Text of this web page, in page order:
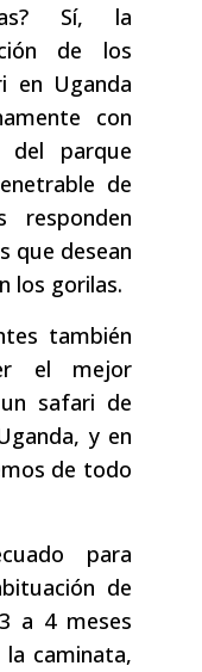
Sí, la
de los
en Uganda
con
del parque
de
responden
que desean
los gorilas.
también
el mejor
safari de
y en
de todo
para
de
a 4 meses
caminata,